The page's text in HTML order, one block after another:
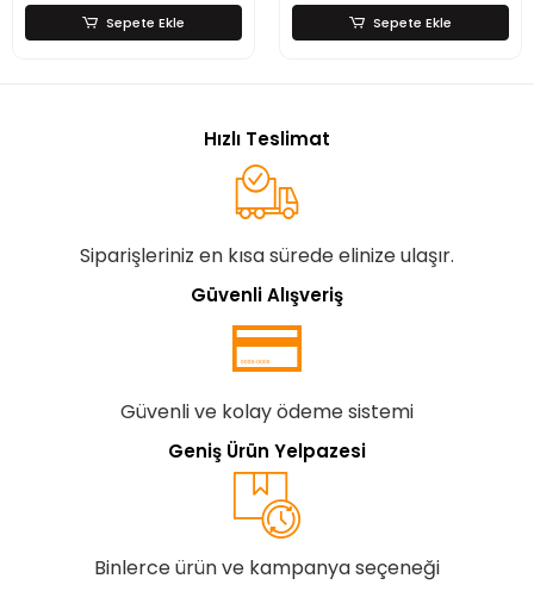
Sepete Ekle Sepete Ekle
Hızlı Teslimat
Siparişleriniz en kısa sürede elinize ulaşır.
Güvenli Alışveriş
Güvenli ve kolay ödeme sistemi
Geniş Ürün Yelpazesi
Binlerce ürün ve kampanya seçeneği